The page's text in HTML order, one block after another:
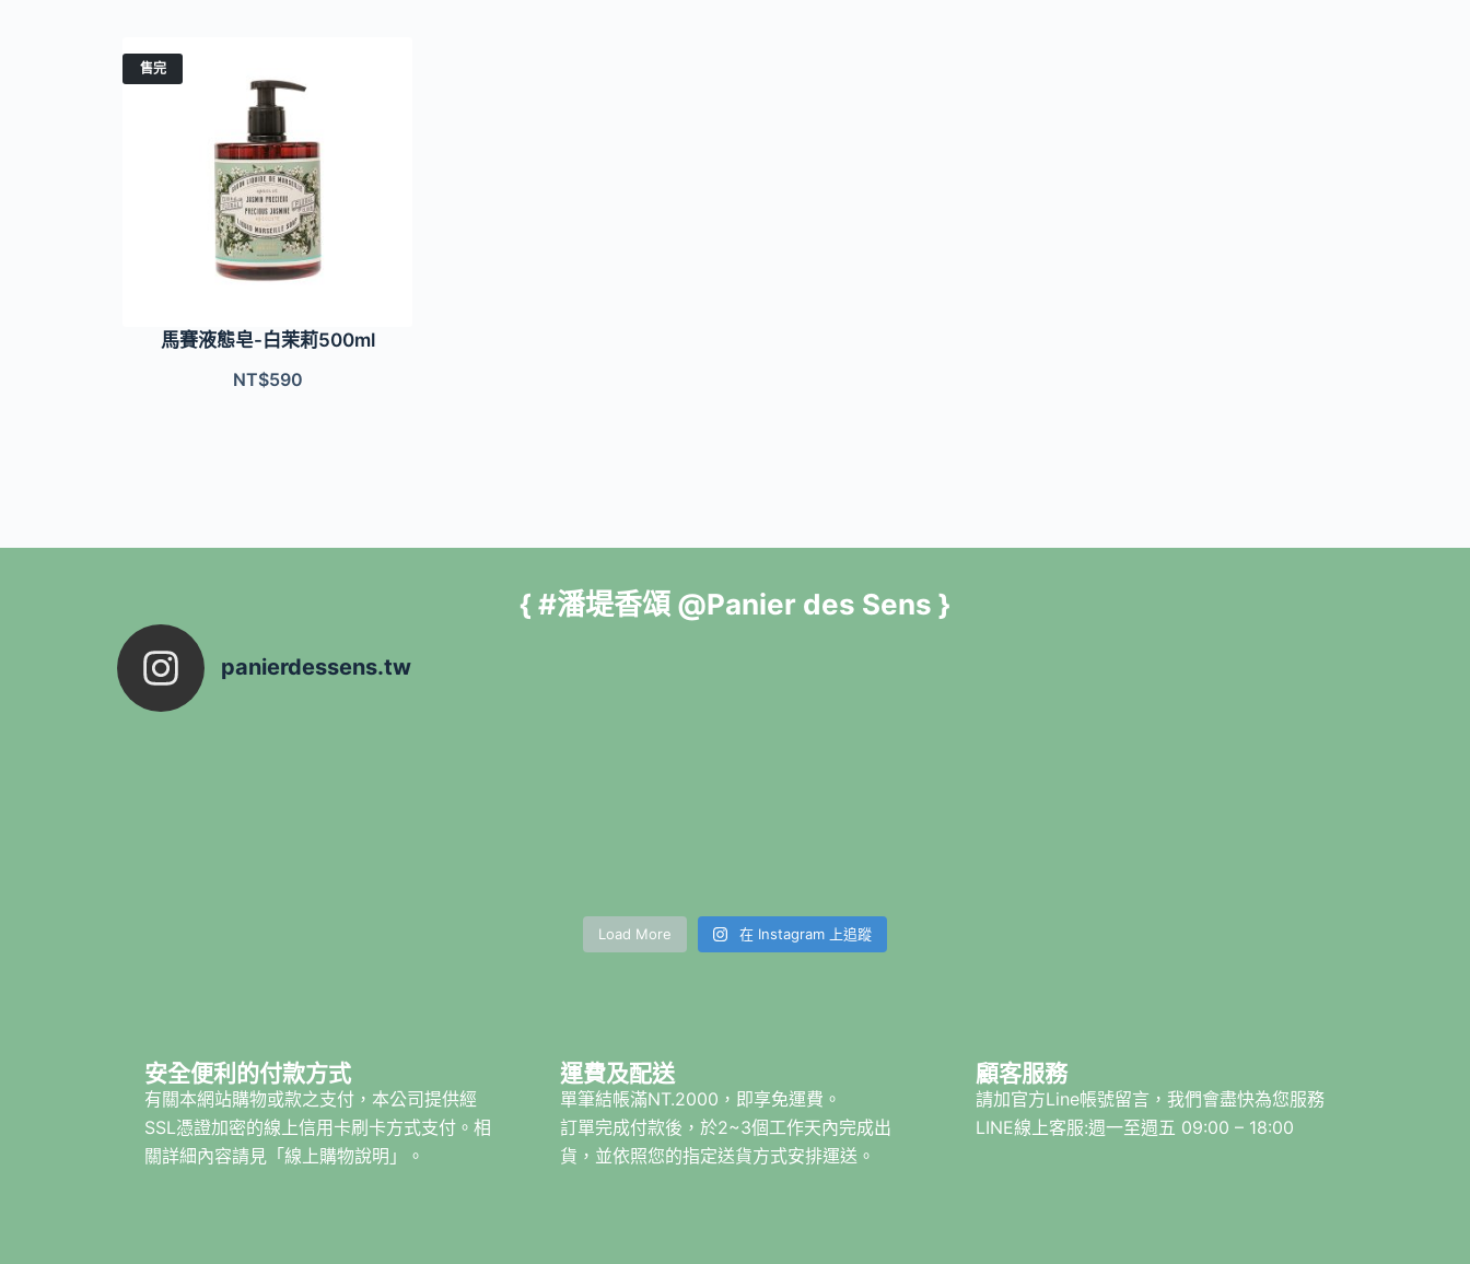
售完
馬賽液態皂-白茉莉500ml
NT$590
{ #潘堤香頌 @Panier des Sens }
panierdessens.tw
Load More 在 Instagram 上追蹤
安全便利的付款方式
有關本網站購物或款之支付，本公司提供經
SSL憑證加密的線上信用卡刷卡方式支付。相
關詳細內容請見「線上購物說明」。
運費及配送
單筆結帳滿NT.2000，即享免運費。
訂單完成付款後，於2~3個工作天內完成出
貨，並依照您的指定送貨方式安排運送。
顧客服務
請加官方Line帳號留言，我們會盡快為您服務
LINE線上客服:週一至週五 09:00 – 18:00